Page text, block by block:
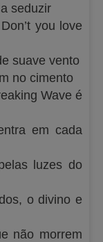
seduzir
you love
suave vento
no cimento
Wave é
em cada
luzes do
o divino e
não morrem